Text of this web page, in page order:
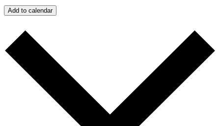
Add to calendar